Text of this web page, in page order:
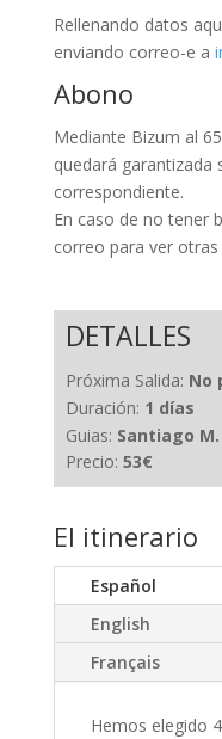
Rellenando datos
enviando correo-e a
Abono
Mediante Bizum al
quedará garantizada
correspondiente.
En caso de no tener
correo para ver otras
DETALLES
Próxima Salida: No
Duración: 1 días
Guias: Santiago
Precio: 53€
El itinerario
Español
English
Français
Hemos elegido